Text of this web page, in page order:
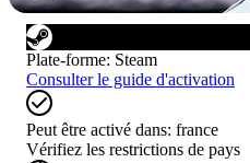
Plate-forme: Steam
Consulter le guide d'activation
Peut être activé dans: france
Vérifiez les restrictions de pays